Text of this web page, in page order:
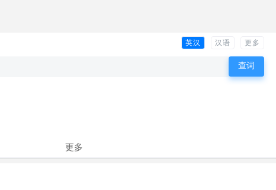
英汉 汉语 更多
更多